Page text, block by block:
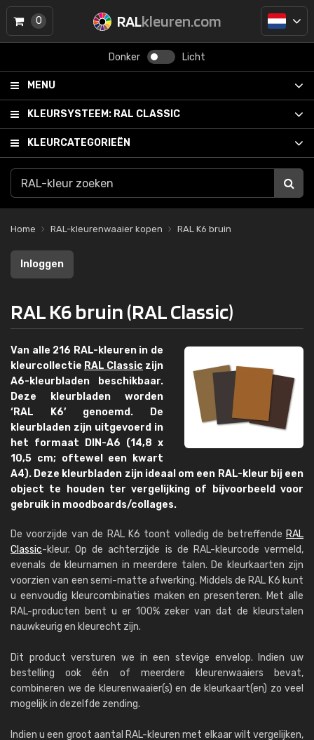
RALkleuren.com
Donker Licht
MENU
KLEURSYSTEEM: RAL CLASSIC
KLEURCATEGORIEËN
0
Home RAL-kleurenwaaier kopen RAL K6 bruin
Inloggen
RAL K6 bruin (RAL Classic)
Van alle 216 RAL-kleuren in de
kleurcollectie RAL Classic zijn
A6-kleurbladen beschikbaar.
Deze kleurbladen worden
‘RAL K6’ genoemd. De
kleurbladen zijn uitgevoerd in
het formaat DIN-A6 (14,8 x
10,5 cm; oftewel een kwart
A4). Deze kleurbladen zijn ideaal om een RAL-kleur bij een
object te houden ter vergelijking of bijvoorbeeld voor
gebruik in moodboards/collages.
De voorzijde van de RAL K6 toont volledig de betreffende RAL
Classic-kleur. Op de achterzijde is de RAL-kleurcode vermeld,
evenals de kleurnamen in meerdere talen. De kleurkaarten zijn
voorzien van een semi-matte afwerking. Middels de RAL K6 kunt
u eenvoudig kleurcombinaties maken en presenteren. Met alle
RAL-producten bent u er 100% zeker van dat de kleurstalen
nauwkeurig en kleurecht zijn.
Dit product versturen we in een stevige envelop. Indien uw
bestelling ook één of meerdere kleurenwaaiers bevat,
combineren we de kleurenwaaier(s) en de kleurkaart(en) zo veel
mogelijk in dezelfde zending.
Indien u een groot aantal RAL-kleuren met elkaar wilt vergelijken,